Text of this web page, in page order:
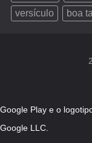
versículo
boa
Google Play e o
Google LLC.